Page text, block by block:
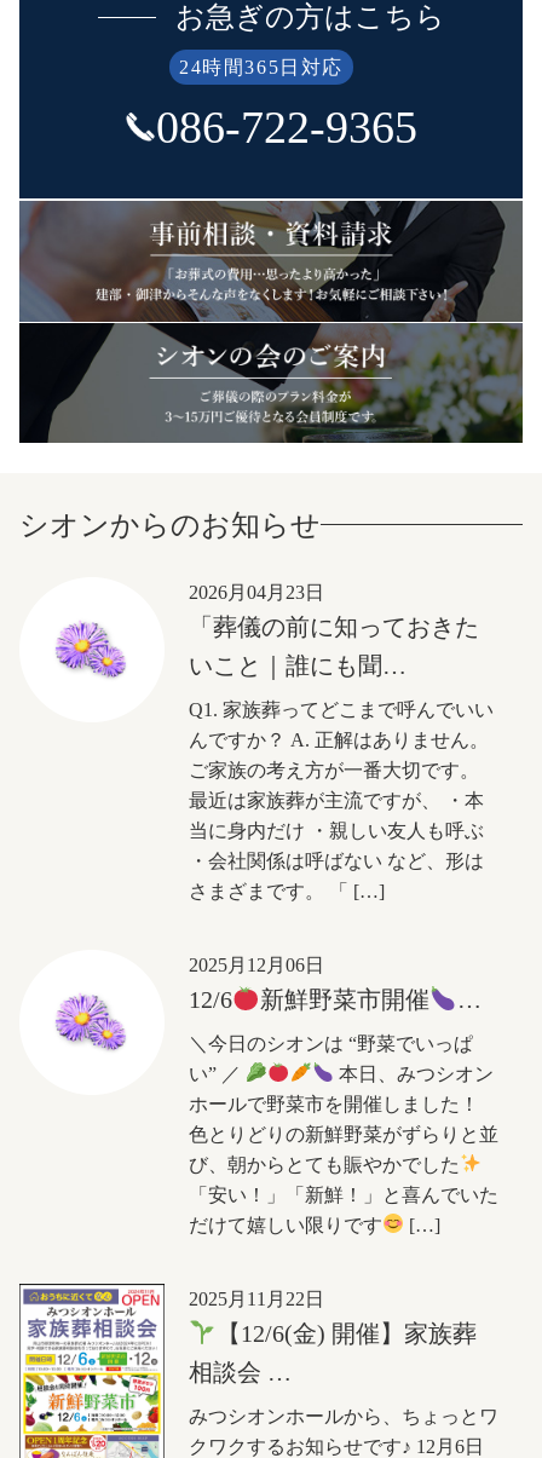
お急ぎの方はこちら
24時間365日対応
086-722-9365
シオンからのお知らせ
2026月04月23日
「葬儀の前に知っておきた
いこと｜誰にも聞…
Q1. 家族葬ってどこまで呼んでいい
んですか？ A. 正解はありません。
ご家族の考え方が一番大切です。
最近は家族葬が主流ですが、 ・本
当に身内だけ ・親しい友人も呼ぶ
・会社関係は呼ばない など、形は
さまざまです。 「 […]
2025月12月06日
12/6 新鮮野菜市開催 …
＼今日のシオンは “野菜でいっぱ
い” ／
本日、みつシオン
ホールで野菜市を開催しました！
色とりどりの新鮮野菜がずらりと並
び、朝からとても賑やかでした
「安い！」「新鮮！」と喜んでいた
だけて嬉しい限りです
[…]
2025月11月22日
【12/6(金) 開催】家族葬
相談会 …
みつシオンホールから、ちょっとワ
クワクするお知らせです♪ 12月6日